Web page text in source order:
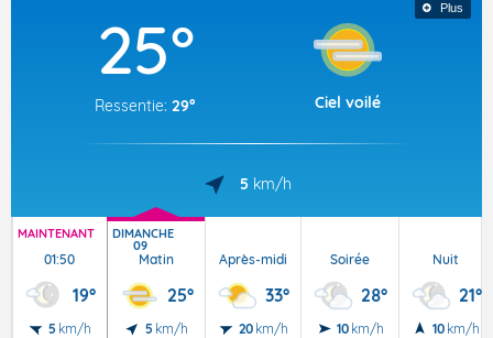
Plus
25°
Ressentie: 29° Ciel voilé
5 km/h
MAINTENANT
01:50
19°
5 km/h
DIMANCHE
09
Matin
25°
5 km/h
Après-midi
33°
20 km/h
Soirée
28°
10 km/h
Nuit
21°
10 km/h